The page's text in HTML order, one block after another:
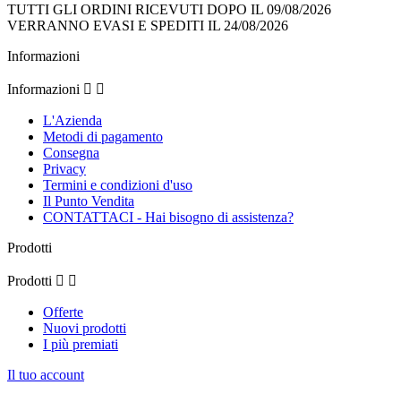
TUTTI GLI ORDINI RICEVUTI DOPO IL 09/08/2026
VERRANNO EVASI E SPEDITI IL 24/08/2026
Informazioni
Informazioni  
L'Azienda
Metodi di pagamento
Consegna
Privacy
Termini e condizioni d'uso
Il Punto Vendita
CONTATTACI - Hai bisogno di assistenza?
Prodotti
Prodotti  
Offerte
Nuovi prodotti
I più premiati
Il tuo account